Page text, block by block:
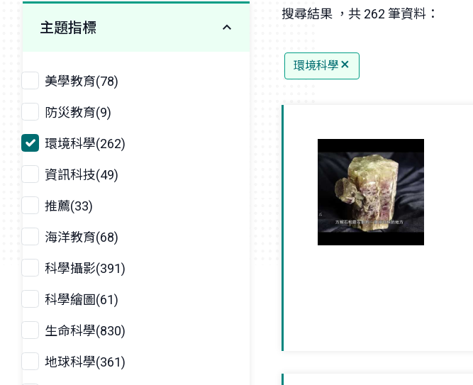
主題指標
美學教育(78)
防災教育(9)
環境科學(262)
資訊科技(49)
推薦(33)
海洋教育(68)
科學攝影(391)
科學繪圖(61)
生命科學(830)
地球科學(361)
搜尋結果 ，共 262 筆資料：
環境科學